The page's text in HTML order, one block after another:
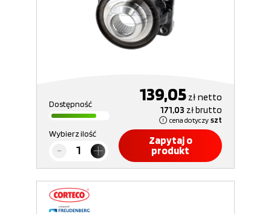
Dostępność 139,05 złnetto
171,03 złbrutto
cena dotyczy szt
Wybierz ilość
Zapytaj o
produkt